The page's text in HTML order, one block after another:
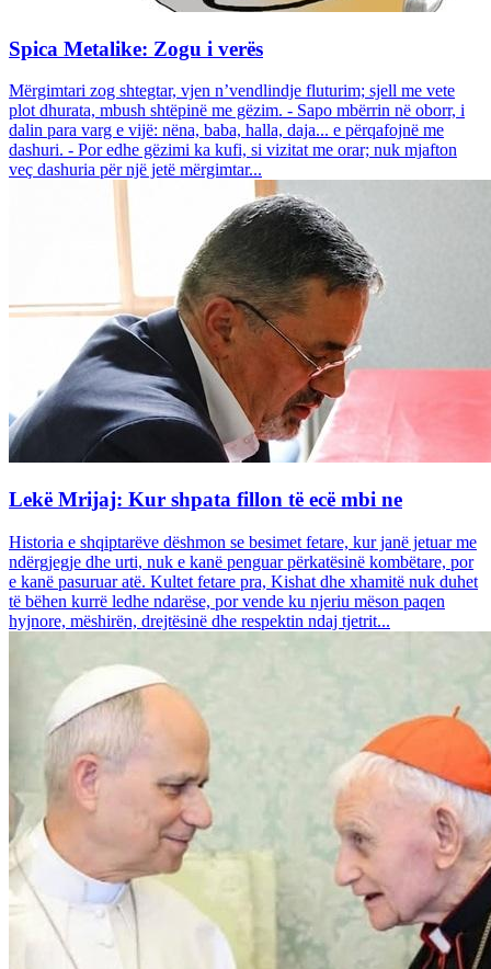
Spica Metalike: Zogu i verës
Mërgimtari zog shtegtar, vjen n’vendlindje fluturim; sjell me vete
plot dhurata, mbush shtëpinë me gëzim. - Sapo mbërrin në oborr, i
dalin para varg e vijë: nëna, baba, halla, daja... e përqafojnë me
dashuri. - Por edhe gëzimi ka kufi, si vizitat me orar; nuk mjafton
veç dashuria për një jetë mërgimtar...
Lekë Mrijaj: Kur shpata fillon të ecë mbi ne
Historia e shqiptarëve dëshmon se besimet fetare, kur janë jetuar me
ndërgjegje dhe urti, nuk e kanë penguar përkatësinë kombëtare, por
e kanë pasuruar atë. Kultet fetare pra, Kishat dhe xhamitë nuk duhet
të bëhen kurrë ledhe ndarëse, por vende ku njeriu mëson paqen
hyjnore, mëshirën, drejtësinë dhe respektin ndaj tjetrit...